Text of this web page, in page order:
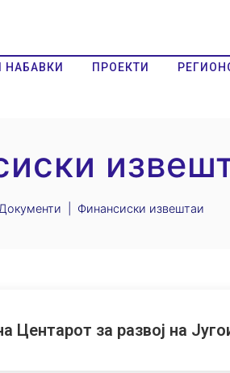
НАБАВКИ ПРОЕКТИ
Документи Финансиски извештаи
Центарот за развој на